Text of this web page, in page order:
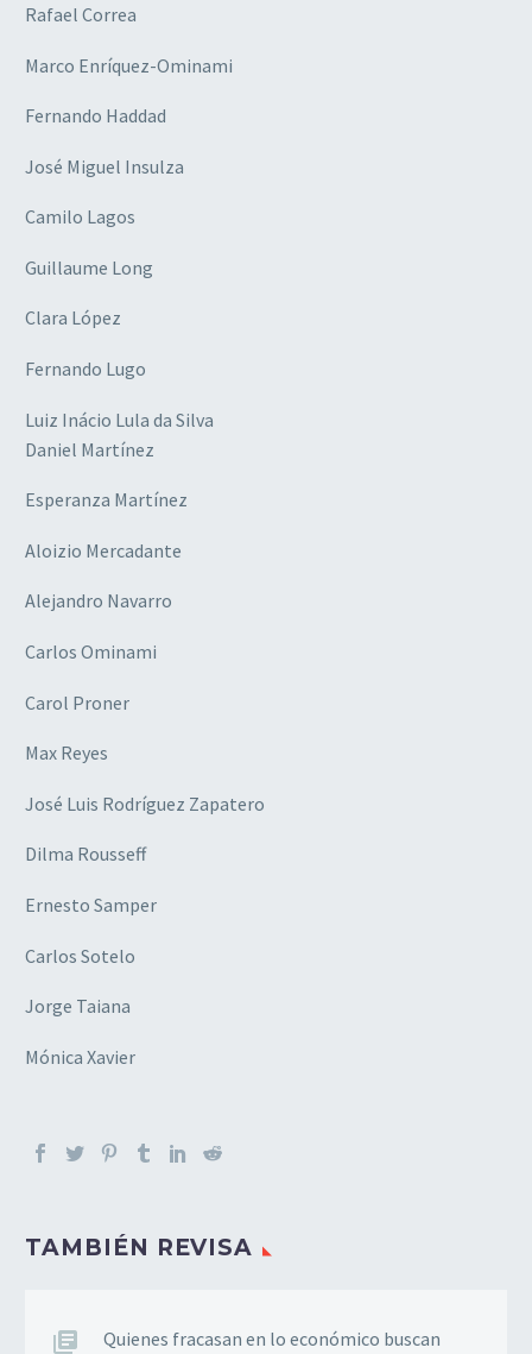
Rafael Correa
Marco Enríquez-Ominami
Fernando Haddad
José Miguel Insulza
Camilo Lagos
Guillaume Long
Clara López
Fernando Lugo
Luiz Inácio Lula da Silva
Daniel Martínez
Esperanza Martínez
Aloizio Mercadante
Alejandro Navarro
Carlos Ominami
Carol Proner
Max Reyes
José Luis Rodríguez Zapatero
Dilma Rousseff
Ernesto Samper
Carlos Sotelo
Jorge Taiana
Mónica Xavier
TAMBIÉN REVISA
Quienes fracasan en lo económico buscan